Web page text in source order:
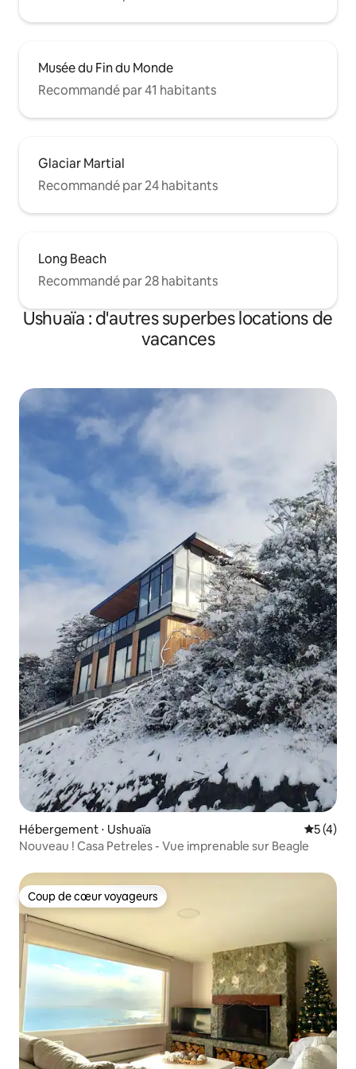
Musée du Fin du Monde
Recommandé par 41 habitants
Glaciar Martial
Recommandé par 24 habitants
Long Beach
Recommandé par 28 habitants
Ushuaïa : d'autres superbes locations de
vacances
Hébergement ⋅ Ushuaïa
5 (4)
Nouveau ! Casa Petreles - Vue imprenable sur Beagle
Coup de cœur voyageurs
Coup de cœur voyageurs